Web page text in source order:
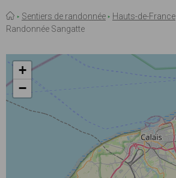
Fil
d'Ariane
Sentiers de randonnée Hauts-de-France
Randonnée Sangatte
+
−